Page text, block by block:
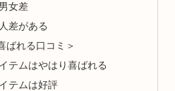
女差
差がある
ばれる口コミ＞
テムはやはり喜ばれる
テムは好評